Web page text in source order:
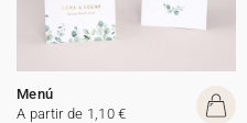
Menú
A partir de 1,10 €